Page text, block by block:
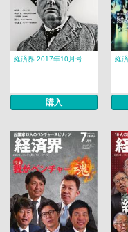
経済界 2017年10月号
購入
経